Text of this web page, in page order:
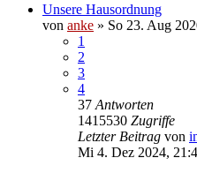
Unsere Hausordnung
von anke » So 23. Aug
1
2
3
4
37 Antworten
1415530 Zugriffe
Letzter Beitrag von
Mi 4. Dez 2024,